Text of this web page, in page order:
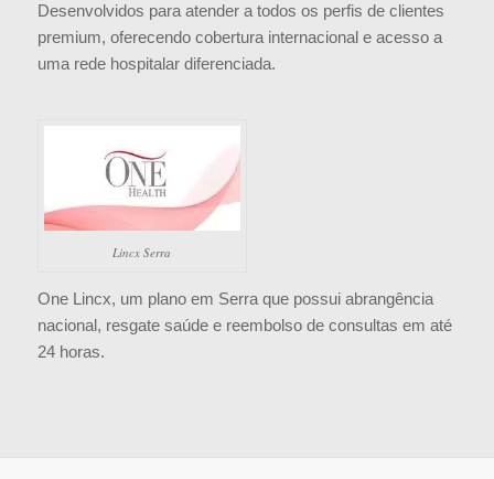
Desenvolvidos para atender a todos os perfis de clientes
premium, oferecendo cobertura internacional e acesso a
uma rede hospitalar diferenciada.
Lincx Serra
One Lincx, um plano em Serra que possui abrangência
nacional, resgate saúde e reembolso de consultas em até
24 horas.